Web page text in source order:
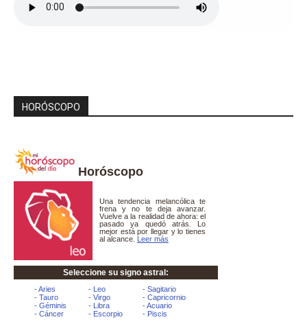
HORÓSCOPO
Horóscopo